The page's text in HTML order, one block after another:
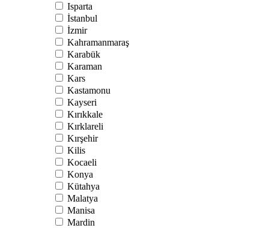
Isparta
İstanbul
İzmir
Kahramanmaraş
Karabük
Karaman
Kars
Kastamonu
Kayseri
Kırıkkale
Kırklareli
Kırşehir
Kilis
Kocaeli
Konya
Kütahya
Malatya
Manisa
Mardin